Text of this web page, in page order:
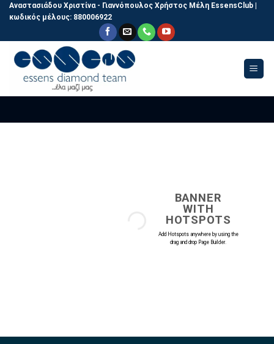
SkipΑναστασιάδου Χριστίνα - Γιαννόπουλος Χρήστος Μέλη EssensClub |
κωδικός μέλους: 880006922
BANNER
WITH
HOTSPOTS
Add Hotspots anywhere by using the
drag and drop Page Builder.